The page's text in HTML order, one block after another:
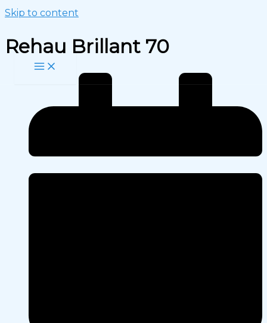
Skip to content
Rehau Brillant 70